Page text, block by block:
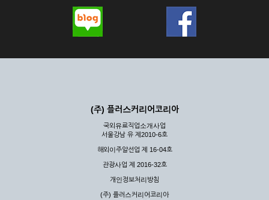
(주) 플러스커리어코리아
국외유료직업소개사업
서울강남 유 제2010-6호
해외이주알선업 제 16-04호
관광사업 제 2016-32호
개인정보처리방침
(주) 플러스커리어코리아